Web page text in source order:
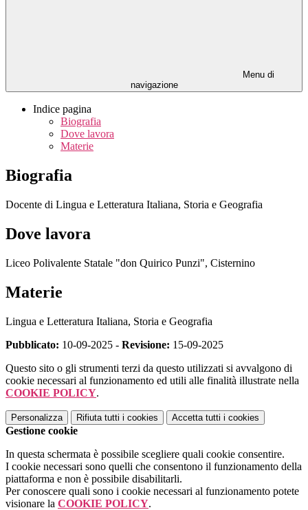
Menu di
navigazione
Indice pagina
Biografia
Dove lavora
Materie
Biografia
Docente di Lingua e Letteratura Italiana, Storia e Geografia
Dove lavora
Liceo Polivalente Statale "don Quirico Punzi", Cisternino
Materie
Lingua e Letteratura Italiana, Storia e Geografia
Pubblicato: 10-09-2025 - Revisione: 15-09-2025
Questo sito o gli strumenti terzi da questo utilizzati si avvalgono di
cookie necessari al funzionamento ed utili alle finalità illustrate nella
COOKIE POLICY.
Personalizza Rifiuta tutti i cookies Accetta tutti i cookies
Gestione cookie
In questa schermata è possibile scegliere quali cookie consentire.
I cookie necessari sono quelli che consentono il funzionamento della
piattaforma e non è possibile disabilitarli.
Per conoscere quali sono i cookie necessari al funzionamento potete
visionare la COOKIE POLICY.